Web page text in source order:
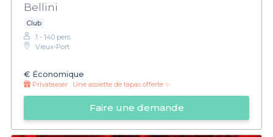
Bellini
Club
1 - 140 pers.
Vieux-Port
€ Économique
Privateaser : Une assiette de tapas offerte ✨
Faire une demande